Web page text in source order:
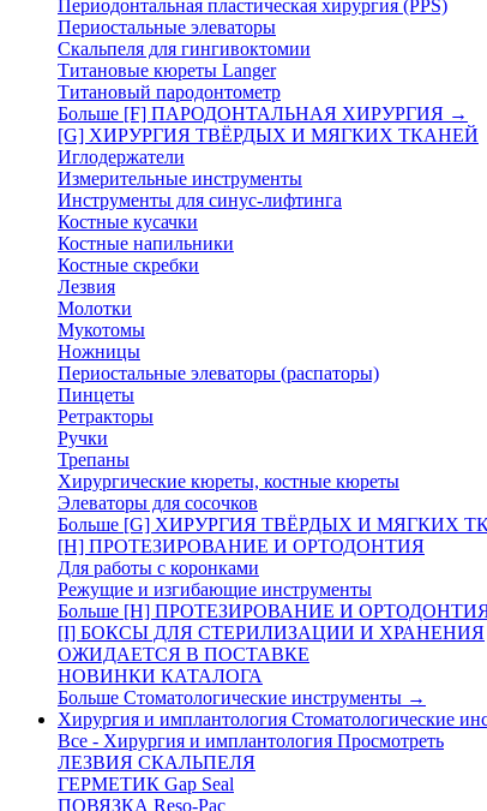
Периодонтальная пластическая хирургия (PPS)
Периостальные элеваторы
Скальпеля для гингивоктомии
Титановые кюреты Langer
Титановый пародонтометр
Больше [F] ПАРОДОНТАЛЬНАЯ ХИРУРГИЯ →
[G] ХИРУРГИЯ ТВЁРДЫХ И МЯГКИХ ТКАНЕЙ
Иглодержатели
Измерительные инструменты
Инструменты для синус-лифтинга
Костные кусачки
Костные напильники
Костные скребки
Лезвия
Молотки
Мукотомы
Ножницы
Периостальные элеваторы (распаторы)
Пинцеты
Ретракторы
Ручки
Трепаны
Хирургические кюреты, костные кюреты
Элеваторы для сосочков
Больше [G] ХИРУРГИЯ ТВЁРДЫХ И МЯГКИХ
[H] ПРОТЕЗИРОВАНИЕ И ОРТОДОНТИЯ
Для работы с коронками
Режущие и изгибающие инструменты
Больше [H] ПРОТЕЗИРОВАНИЕ И
[I] БОКСЫ ДЛЯ СТЕРИЛИЗАЦИИ И ХРАНЕНИЯ
ОЖИДАЕТСЯ В ПОСТАВКЕ
НОВИНКИ КАТАЛОГА
Больше Стоматологические инструменты →
Хирургия и имплантология Стоматологические
Все - Хирургия и имплантология Просмотреть
ЛЕЗВИЯ СКАЛЬПЕЛЯ
ГЕРМЕТИК Gap Seal
ПОВЯЗКА Reso-Pac